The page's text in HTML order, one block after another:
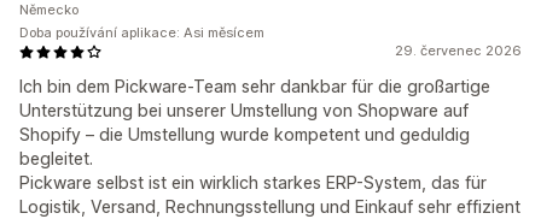
29. červenec 2026
Ich bin dem Pickware-Team sehr dankbar für die großartige
Unterstützung bei unserer Umstellung von Shopware auf
Shopify – die Umstellung wurde kompetent und geduldig
begleitet.
Pickware selbst ist ein wirklich starkes ERP-System, das für
Logistik, Versand, Rechnungsstellung und Einkauf sehr effizient
Německo
Doba používání aplikace: Asi měsícem